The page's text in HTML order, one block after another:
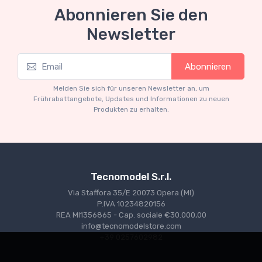
Ferrari 166 MM Abarth Metallic Silver Press
Version 1953 scala 1/18
€227.05 €239.00
Abonnieren Sie den
Newsletter
Abonnieren
Melden Sie sich für unseren Newsletter an, um
Frührabattangebote, Updates und Informationen zu neuen
Produkten zu erhalten.
Tecnomodel S.r.l.
Via Staffora 35/E 20073 Opera (MI)
P.IVA 10234820156
REA MI1356865 - Cap. sociale €30.000,00
info@tecnomodelstore.com